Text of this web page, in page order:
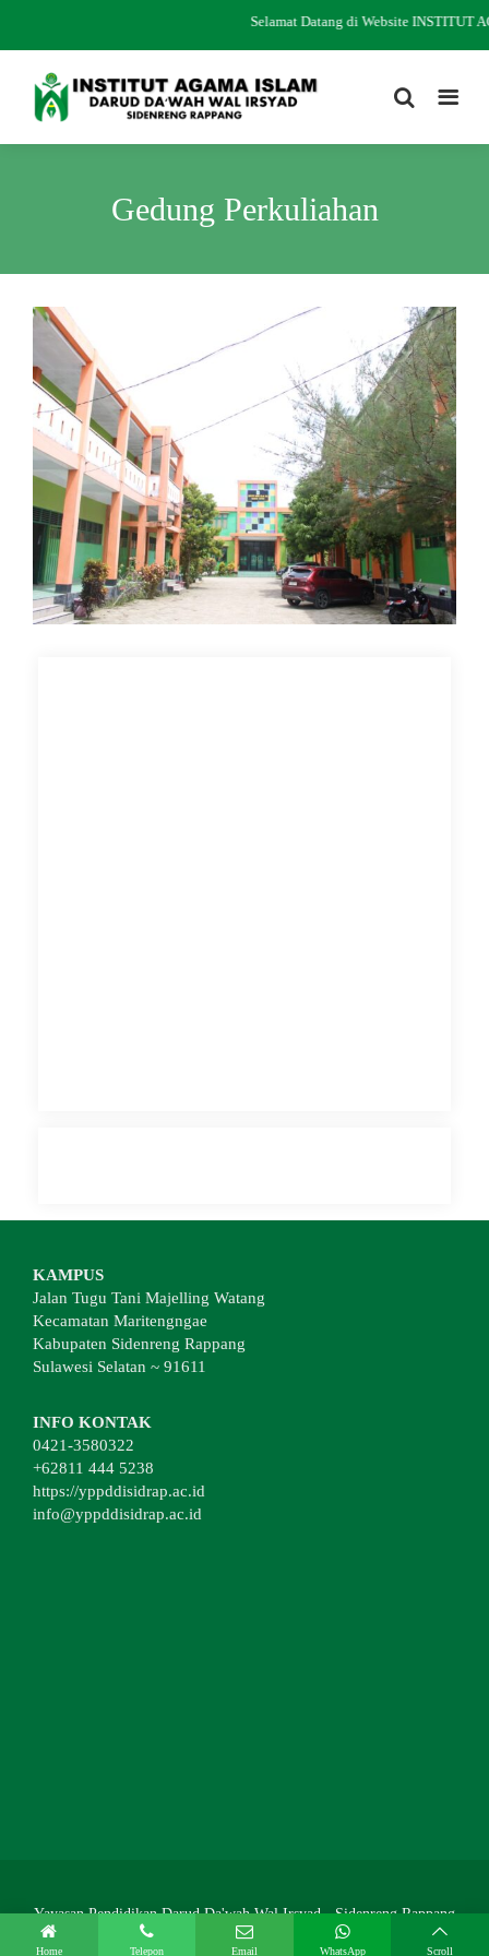
Selamat Datang di Website INSTITUT
Gedung Perkuliahan
KAMPUS
Jalan Tugu Tani Majelling Watang
Kecamatan Maritengngae
Kabupaten Sidenreng Rappang
Sulawesi Selatan ~ 91611
INFO KONTAK
0421-3580322
+62811 444 5238
https://yppddisidrap.ac.id
info@yppddisidrap.ac.id
Yayasan Pendidikan Darud Da'wah Wal Irsyad - Sidenreng Rappang
Home Telepon Email WhatsApp Scroll